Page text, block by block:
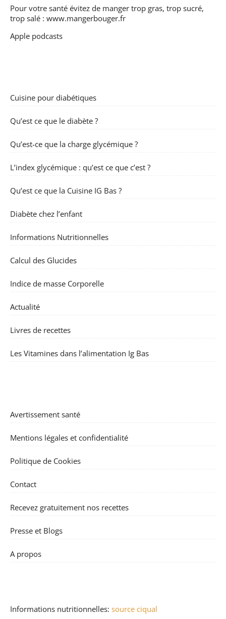
Pour votre santé évitez de manger trop gras, trop sucré,
trop salé : www.mangerbouger.fr
Apple podcasts
Cuisine pour diabétiques
Qu’est ce que le diabète ?
Qu’est-ce que la charge glycémique ?
L’index glycémique : qu’est ce que c’est ?
Qu’est ce que la Cuisine IG Bas ?
Diabète chez l’enfant
Informations Nutritionnelles
Calcul des Glucides
Indice de masse Corporelle
Actualité
Livres de recettes
Les Vitamines dans l’alimentation Ig Bas
Avertissement santé
Mentions légales et confidentialité
Politique de Cookies
Contact
Recevez gratuitement nos recettes
Presse et Blogs
A propos
Informations nutritionnelles: source ciqual